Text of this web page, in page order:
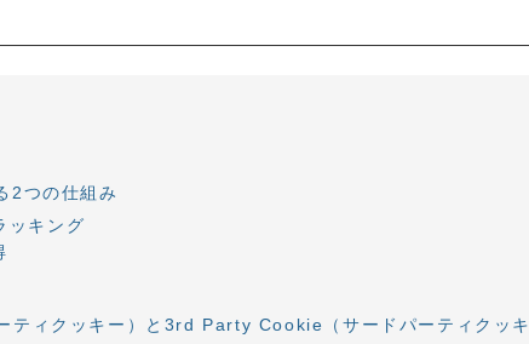
2つの仕組み
ッキング
ィクッキー）と3rd Party Cookie（サードパーティクッキ